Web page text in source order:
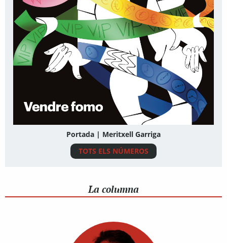
Portada | Meritxell Garriga
TOTS ELS NÚMEROS
La columna